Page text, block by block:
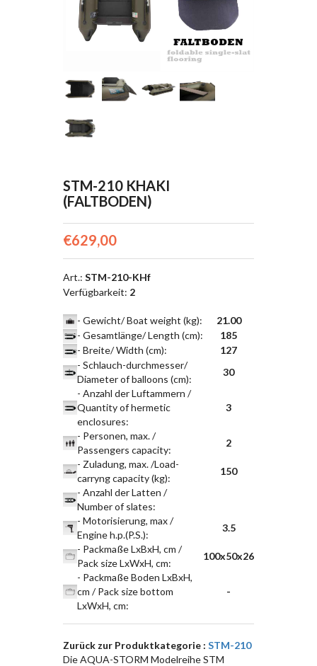
STM-210 KHAKI
(FALTBODEN)
€629,00
Art.: STM-210-KHf
Verfügbarkeit: 2
- Gewicht/ Boat weight (kg):
21.00
- Gesamtlänge/ Length (cm):
185
- Breite/ Width (cm):
127
- Schlauch-durchmesser/
Diameter of balloons (cm):
30
- Anzahl der Luftammern /
Quantity of hermetic
enclosures:
3
- Personen, max. /
Passengers capacity:
2
- Zuladung, max. /Load-
carryng capacity (kg):
150
- Anzahl der Latten /
Number of slates:
- Motorisierung, max /
Engine h.p.(P.S.):
3.5
- Packmaße LxBxH, cm /
Pack size LxWxH, cm:
100x50x26
- Packmaße Boden LxBxH,
cm / Pack size bottom
LxWxH, cm:
-
Zurück zur Produktkategorie : STM-210
Die AQUA-STORM Modelreihe STM